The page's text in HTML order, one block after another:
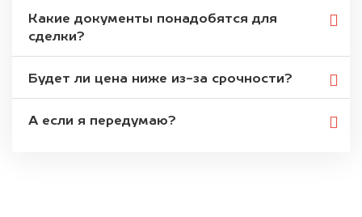
Какие документы понадобятся для
сделки?
Будет ли цена ниже из-за срочности?
А если я передумаю?